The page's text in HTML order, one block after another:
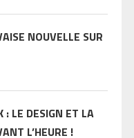
NOUVELLE SUR
: LE DESIGN ET LA
L’HEURE !